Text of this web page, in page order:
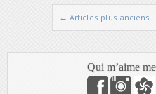
Naviguer dans les articles
← Articles plus anciens
Qui m’aime